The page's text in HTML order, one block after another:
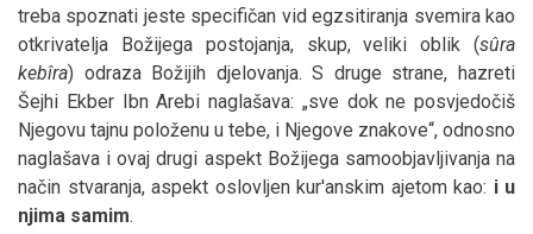
treba spoznati jeste specifičan vid egzsitiranja svemira kao
otkrivatelja Božijega postojanja, skup, veliki oblik (sûra
kebîra) odraza Božijih djelovanja. S druge strane, hazreti
Šejhi Ekber Ibn Arebi naglašava: „sve dok ne posvjedočiš
Njegovu tajnu položenu u tebe, i Njegove znakove“, odnosno
naglašava i ovaj drugi aspekt Božijega samoobjavljivanja na
način stvaranja, aspekt oslovljen kur'anskim ajetom kao: i u
njima samim.